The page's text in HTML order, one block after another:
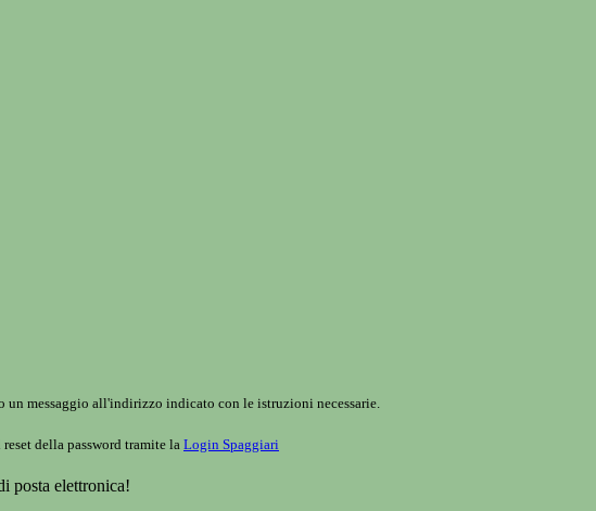
un messaggio all'indirizzo indicato con le istruzioni necessarie.
della password tramite la Login Spaggiari
posta elettronica!